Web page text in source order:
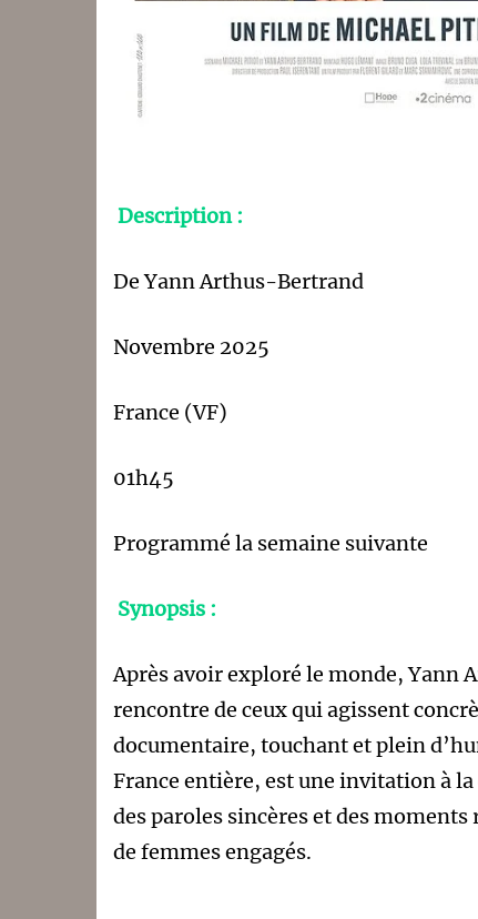
Description :
De Yann Arthus-Bertrand
Novembre 2025
France (VF)
01h45
Programmé la semaine suivante
Synopsis :
Après avoir exploré le monde, Yann
rencontre de ceux qui agissent
documentaire, touchant et plein
France entière, est une invitation à
des paroles sincères et des
de femmes engagés.